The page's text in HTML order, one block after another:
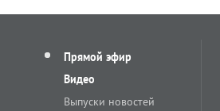
Прямой эфир
Видео
Выпуски новостей